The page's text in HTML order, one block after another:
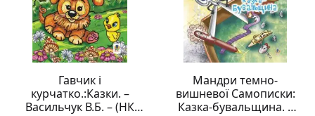
Гавчик і
курчатко.:Казки. –
Васильчук В.Б. – (НК
Мандри темно-
вишневої Самописки:
Казка-бувальщина. –